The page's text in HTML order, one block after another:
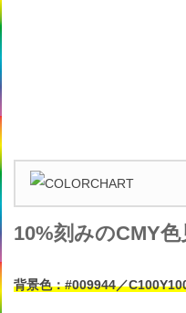
10%刻みのCMY色
背景色：#009944／